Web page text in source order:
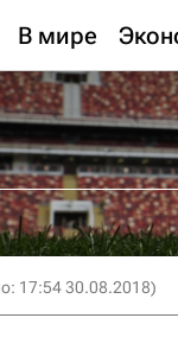
В мире
17:54 30.08.2018)